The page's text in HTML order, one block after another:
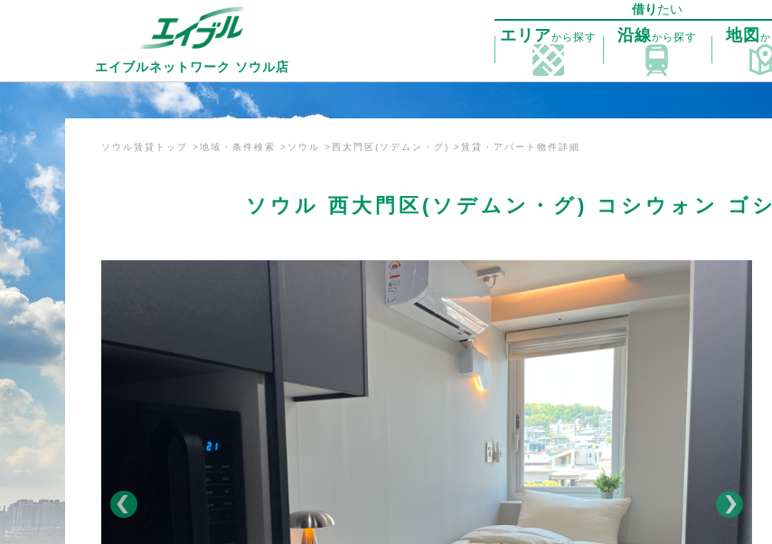
エイブルネットワーク ソウル店
借り たい
エリアから探す 沿線から探す 地図 か
ソウル賃貸トップ 地域・条件検索 ソウル 西大門区(ソデムン・グ) 賃貸・アパート物件詳細
ソウル 西大門区(ソデムン・グ) コシウォン ゴ